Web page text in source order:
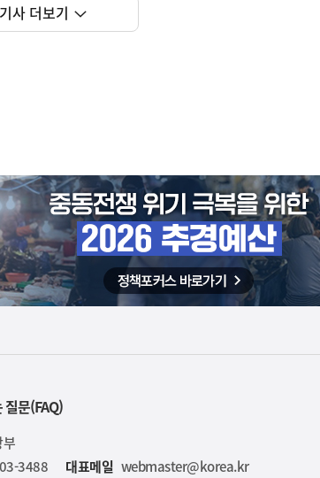
사 더보기
질문(FAQ)
3488 대표메일 webmaster@korea.kr